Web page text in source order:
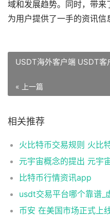
域和发展趋势。同时，带来
为用户提供了一手的资讯信
USDT海外客户端 USDT
« 上一篇
相关推荐
火比特币交易规则 火比
元宇宙概念的提出 元宇
比特币行情资讯app
usdt交易平台哪个靠谱_